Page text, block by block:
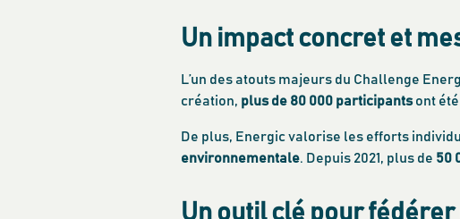
Un impact concret et
L’un des atouts majeurs du Challenge
création, plus de 80 000 participantsont été
De plus, Energic valorise les efforts
environnementale. Depuis 2021, plus de 50
Un outil clé pour